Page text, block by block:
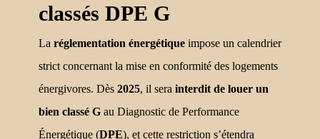
classés DPE G
La réglementation énergétique impose un calendrier
strict concernant la mise en conformité des logements
énergivores. Dès 2025, il sera interdit de louer un
bien classé G au Diagnostic de Performance
Énergétique (DPE), et cette restriction s’étendra